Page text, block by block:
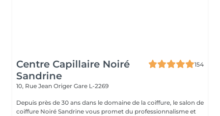
Centre Capillaire Noiré
Sandrine
154
10, Rue Jean Origer Gare L-2269
Depuis près de 30 ans dans le domaine de la coiffure, le salon de
coiffure Noiré Sandrine vous promet du professionnalisme et